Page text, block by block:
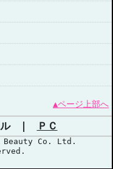
▲ページ上部へ
ル | ＰＣ
Co. Ltd.